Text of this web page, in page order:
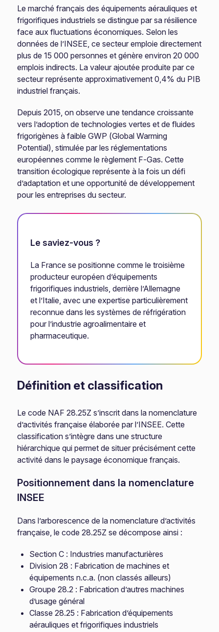
Le marché français des équipements aérauliques et
frigorifiques industriels se distingue par sa résilience
face aux fluctuations économiques. Selon les
données de l’INSEE, ce secteur emploie directement
plus de 15 000 personnes et génère environ 20 000
emplois indirects. La valeur ajoutée produite par ce
secteur représente approximativement 0,4% du PIB
industriel français.
Depuis 2015, on observe une tendance croissante
vers l’adoption de technologies vertes et de fluides
frigorigènes à faible GWP (Global Warming
Potential), stimulée par les réglementations
européennes comme le règlement F-Gas. Cette
transition écologique représente à la fois un défi
d’adaptation et une opportunité de développement
pour les entreprises du secteur.
Le saviez-vous ?
La France se positionne comme le troisième
producteur européen d’équipements
frigorifiques industriels, derrière l’Allemagne
et l’Italie, avec une expertise particulièrement
reconnue dans les systèmes de réfrigération
pour l’industrie agroalimentaire et
pharmaceutique.
Définition et classification
Le code NAF 28.25Z s’inscrit dans la nomenclature
d’activités française élaborée par l’INSEE. Cette
classification s’intègre dans une structure
hiérarchique qui permet de situer précisément cette
activité dans le paysage économique français.
Positionnement dans la nomenclature
INSEE
Dans l’arborescence de la nomenclature d’activités
française, le code 28.25Z se décompose ainsi :
Section C : Industries manufacturières
Division 28 : Fabrication de machines et
équipements n.c.a. (non classés ailleurs)
Groupe 28.2 : Fabrication d’autres machines
d’usage général
Classe 28.25 : Fabrication d’équipements
aérauliques et frigorifiques industriels